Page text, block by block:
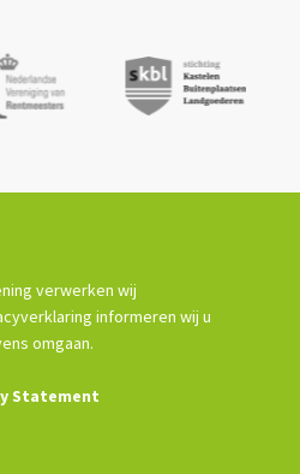
verwerken wij
informeren wij u
omgaan.
Statement